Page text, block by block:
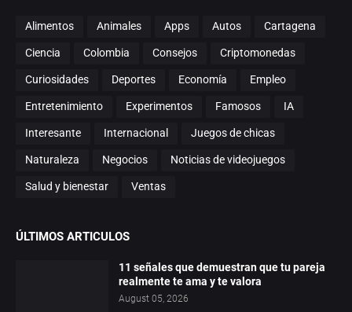
Alimentos Animales Apps Autos Cartagena
Ciencia Colombia Consejos Criptomonedas
Curiosidades Deportes Economía Empleo
Entretenimiento Experimentos Famosos IA
Interesante Internacional Juegos de chicas
Naturaleza Negocios Noticias de videojuegos
Salud y bienestar Ventas
ÚLTIMOS ARTICULOS
11 señales que demuestran que tu pareja
realmente te ama y te valora
August 05, 2026